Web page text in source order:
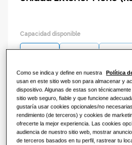
SOLUCIONES
Comercio
Restaurante
SOLUCIONES PARA OFICINAS
Controles
SmartThings
Cassette 360
Compara WindFree
Productos
Capacidad disponible
Tipo de alimentación
1 fase
Encontrar un
Como se indica y define en nuestra Política
usan en este sitio web son para almacenar y
dispositivo. Algunas de estas son
sitio web seguro, fiable y que funcione
gustaría usar cookies opcionales/no
rendimiento (de terceros) y cookies de
ofrecerte la mejor experiencia. Las cookies
audiencia de nuestro sitio web, mostrar
de terceros basados en tu perfil, rastrear tu